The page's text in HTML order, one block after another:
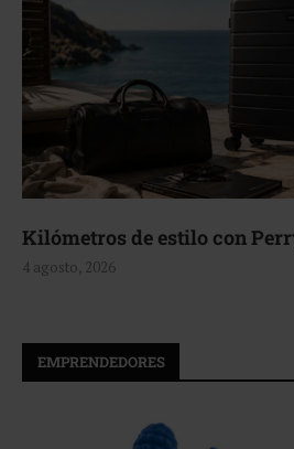
Aerie, texturas que fluyen
4 agosto, 2026
EMPRENDEDORES